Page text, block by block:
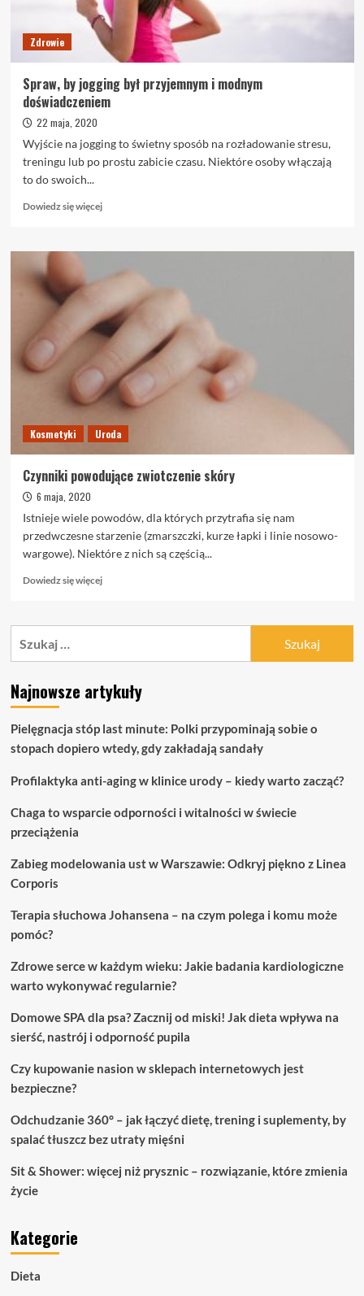
Zdrowie
Spraw, by jogging był przyjemnym i modnym
doświadczeniem
22 maja, 2020
Wyjście na jogging to świetny sposób na rozładowanie stresu,
treningu lub po prostu zabicie czasu. Niektóre osoby włączają
to do swoich...
Dowiedz się więcejDowiedz
o
by
był
przyjemnym
i
modnym
doświadczeniem
Kosmetyki Uroda
Czynniki powodujące zwiotczenie skóry
6 maja, 2020
Istnieje wiele powodów, dla których przytrafia się nam
przedwczesne starzenie (zmarszczki, kurze łapki i linie nosowo-
wargowe). Niektóre z nich są częścią...
Dowiedz się więcejDowiedz
o
skóry
Najnowsze artykuły
Pielęgnacja stóp last minute: Polki przypominają sobie o
stopach dopiero wtedy, gdy zakładają sandały
Profilaktyka anti-aging w klinice urody – kiedy warto zacząć?
Chaga to wsparcie odporności i witalności w świecie
przeciążenia
Zabieg modelowania ust w Warszawie: Odkryj piękno z Linea
Corporis
Terapia słuchowa Johansena – na czym polega i komu może
pomóc?
Zdrowe serce w każdym wieku: Jakie badania kardiologiczne
warto wykonywać regularnie?
Domowe SPA dla psa? Zacznij od miski! Jak dieta wpływa na
sierść, nastrój i odporność pupila
Czy kupowanie nasion w sklepach internetowych jest
bezpieczne?
Odchudzanie 360° – jak łączyć dietę, trening i suplementy, by
spalać tłuszcz bez utraty mięśni
Sit & Shower: więcej niż prysznic – rozwiązanie, które zmienia
życie
Kategorie
Dieta